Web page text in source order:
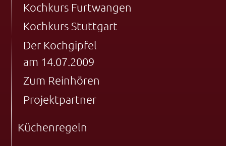
Kochkurs Furtwangen
Kochkurs Stuttgart
Der Kochgipfel
am 14.07.2009
Zum Reinhören
Projektpartner
Küchenregeln